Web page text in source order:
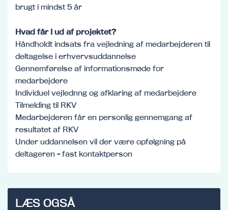
brugt i mindst 5 år
Hvad får I ud af projektet?
Håndholdt indsats fra vejledning af medarbejderen til
deltagelse i erhvervsuddannelse
Gennemførelse af informationsmøde for
medarbejdere
Individuel vejlednng og afklaring af medarbejdere
Tilmelding til RKV
Medarbejderen får en personlig gennemgang af
resultatet af RKV
Under uddannelsen vil der være opfølgning på
deltageren - fast kontaktperson
LÆS OGSÅ